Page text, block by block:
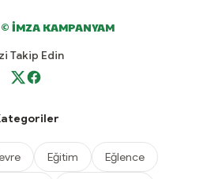
İMZA KAMPANYAM
Takip Edin
Eğitim Eğlence